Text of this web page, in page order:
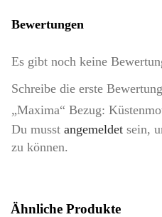
Bewertungen
Es gibt noch keine
Schreibe die erste
„Maxima“ Bezug:
Du musst angemeldet sein,
zu können.
Ähnliche Produkte